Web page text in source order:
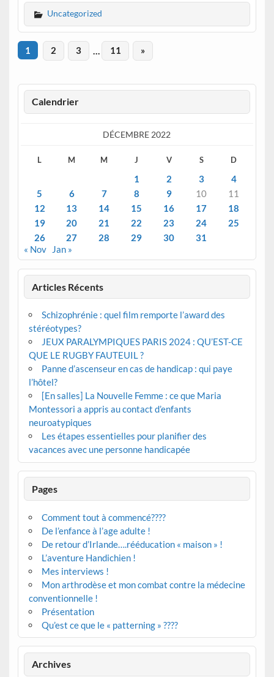
Uncategorized
1 2 3 11 »
Calendrier
DÉCEMBRE 2022
L M M J V S D
1 2 3
4
5
6 7 8 9 10
11
12
13 14 15 16 17
18
19
20 21 22 23 24
25
26
27 28 29 30
31
« Nov
Jan »
Articles Récents
Schizophrénie : quel film remporte l’award des
stéréotypes?
JEUX PARALYMPIQUES PARIS 2024 : QU’EST-CE
QUE LE RUGBY FAUTEUIL ?
Panne d’ascenseur en cas de handicap : qui paye
l’hôtel?
[En salles] La Nouvelle Femme : ce que Maria
Montessori a appris au contact d’enfants
neuroatypiques
Les étapes essentielles pour planifier des
vacances avec une personne handicapée
Pages
Comment tout à commencé????
De l’enfance à l’age adulte !
De retour d’Irlande….rééducation « maison » !
L’aventure Handichien !
Mes interviews !
Mon arthrodèse et mon combat contre la médecine
conventionnelle !
Présentation
Qu’est ce que le « patterning » ????
Archives